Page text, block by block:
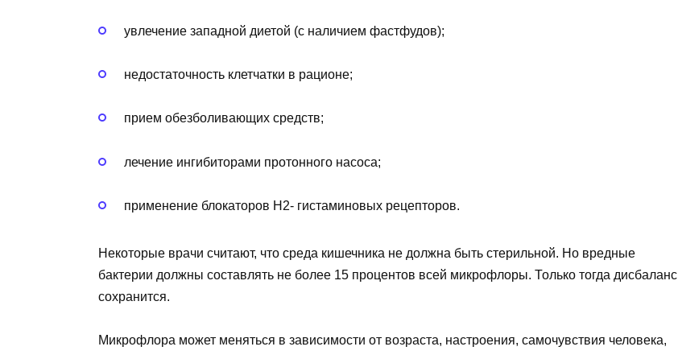
увлечение западной диетой (с наличием фастфудов);
недостаточность клетчатки в рационе;
прием обезболивающих средств;
лечение ингибиторами протонного насоса;
применение блокаторов Н2- гистаминовых рецепторов.
Некоторые врачи считают, что среда кишечника не должна быть стерильной. Но вредные
бактерии должны составлять не более 15 процентов всей микрофлоры. Только тогда дисбаланс
сохранится.
Микрофлора может меняться в зависимости от возраста, настроения, самочувствия человека,